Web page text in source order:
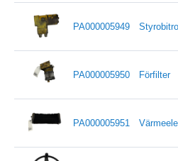
PA000005949
PA000005950 Förfilter
PA000005951